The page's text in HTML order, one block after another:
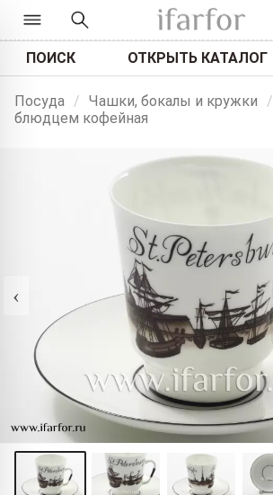
ПОИСК ОТКРЫТЬ КАТАЛОГ
Посуда / Чашки, бокалы и кружки /
блюдцем кофейная
‹